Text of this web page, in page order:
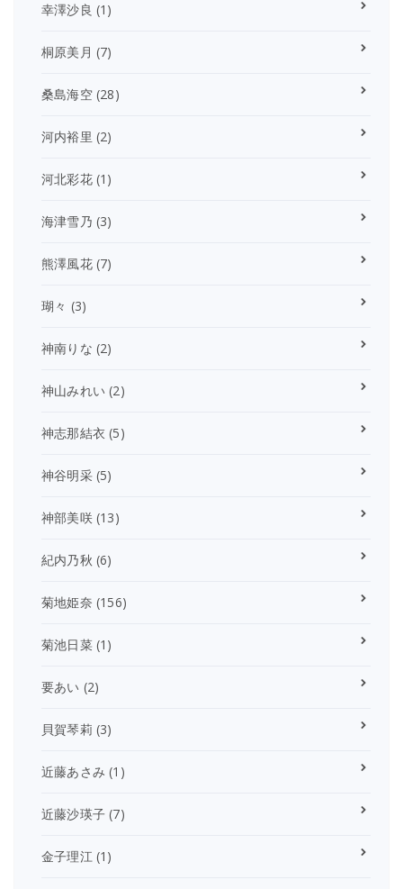
幸澤沙良 (1)
桐原美月 (7)
桑島海空(28)
河内裕里 (2)
河北彩花(1)
海津雪乃 (3)
熊澤風花(7)
瑚々 (3)
神南りな (2)
神山みれい (2)
神志那結衣 (5)
神谷明采(5)
神部美咲(13)
紀内乃秋 (6)
菊地姫奈 (156)
菊池日菜(1)
要あい (2)
貝賀琴莉 (3)
近藤あさみ (1)
近藤沙瑛子 (7)
金子理江(1)